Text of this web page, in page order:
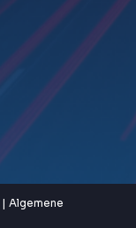
| Algemene